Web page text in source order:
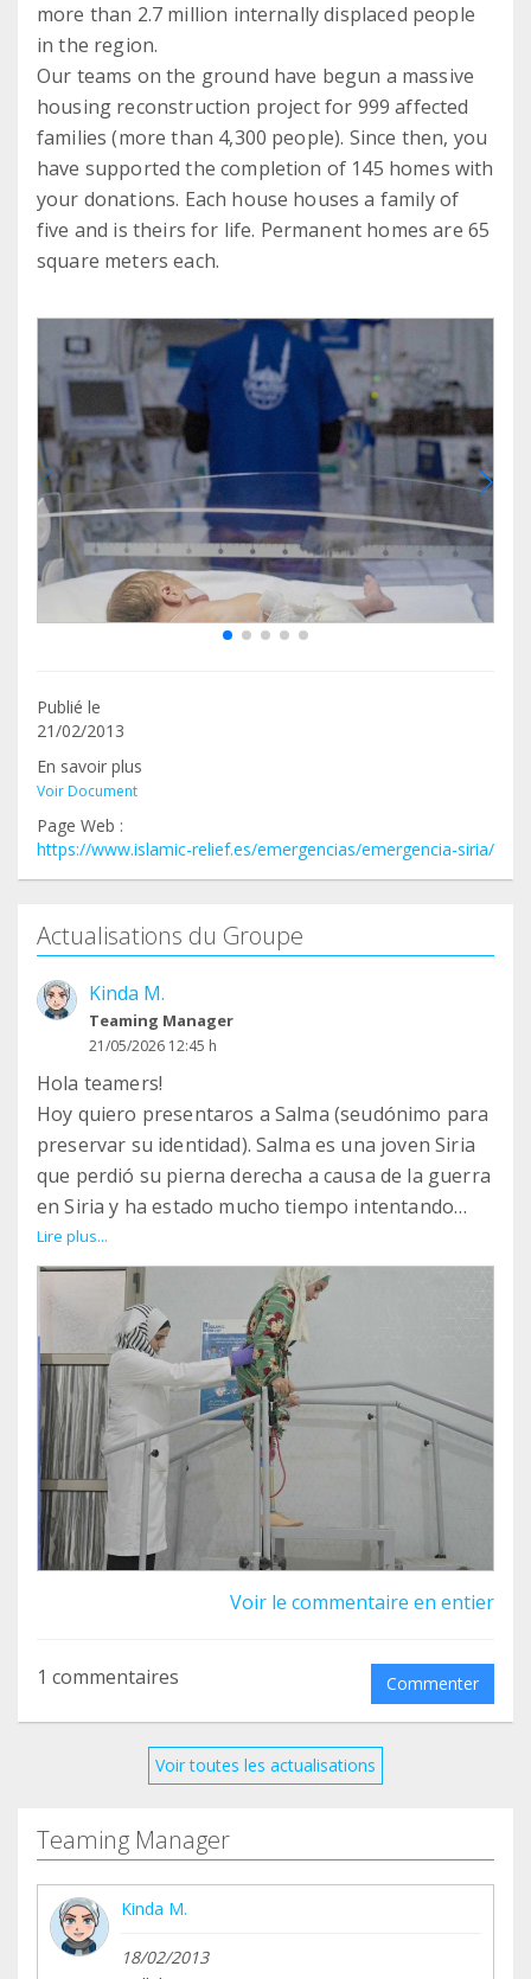
more than 2.7 million internally displaced people
in the region.
Our teams on the ground have begun a massive
housing reconstruction project for 999 affected
families (more than 4,300 people). Since then, you
have supported the completion of 145 homes with
your donations. Each house houses a family of
five and is theirs for life. Permanent homes are 65
square meters each.
Publié le
21/02/2013
En savoir plus
Voir Document
Page Web :
https://www.islamic-relief.es/emergencias/emergencia-siria/
Actualisations du Groupe
Kinda M.
Teaming Manager
21/05/2026 12:45 h
Hola teamers!
Hoy quiero presentaros a Salma (seudónimo para
preservar su identidad). Salma es una joven Siria
que perdió su pierna derecha a causa de la guerra
en Siria y ha estado mucho tiempo intentando
lidiar día a día en un pueblo donde la accesibilidad
es prácticamente nula. Hoy, han podido
implantarle una prótesis adaptada a sus
necesidades en el Centro de Prótesis de Islamic
Relief en Siria. Varias veces por semana acude al
centro a hacer fisioterapia para fortalecer
músculos y articulaciones, y mejorar su movilidad
para adaptarse a su nueva prótesis. También
recibe apoyo psicológico a través de sesiones de
terapia y grupos de apoyo, junto con otros
pacientes. Salma sabe que nunca más recuperará
su pierna, pero sonríe tímida dando las gracias a
todas las personas que hicieron posible mejorar
Lire plus...
Voir le commentaire en entier
1 commentaires Commenter
Voir toutes les actualisations
Teaming Manager
Kinda M.
18/02/2013